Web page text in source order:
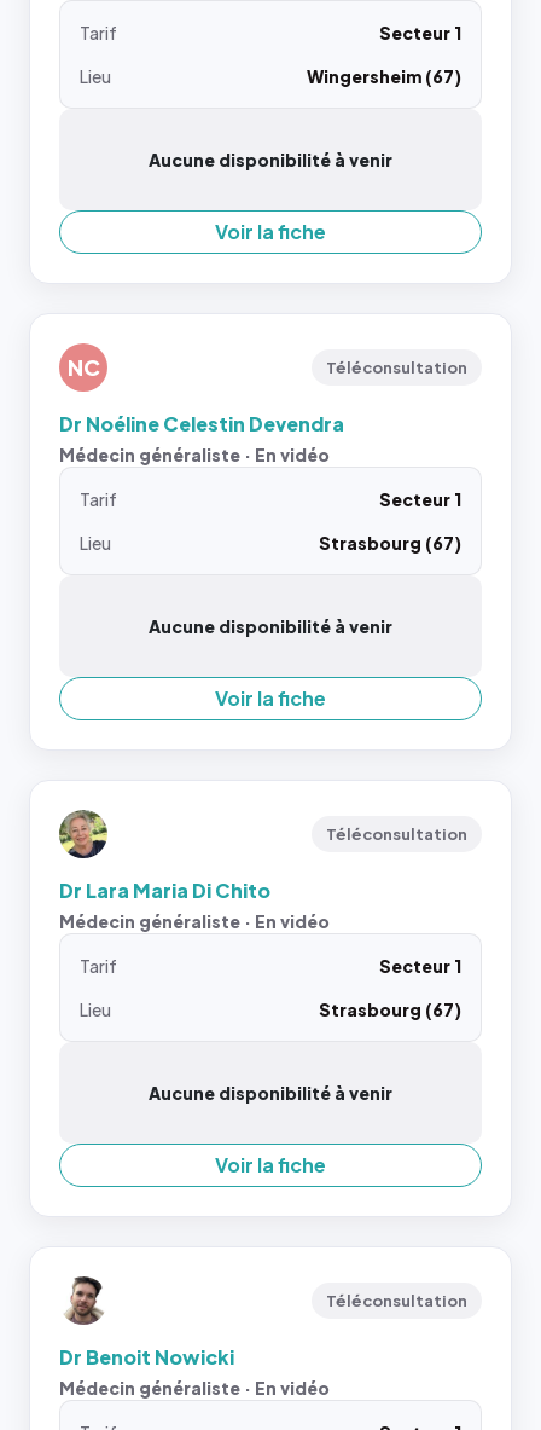
Tarif
Secteur 1
Lieu
Wingersheim (67)
Aucune disponibilité à venir
Voir la fiche
NC Téléconsultation
Dr Noéline Celestin Devendra
Médecin généraliste · En vidéo
Tarif
Secteur 1
Lieu
Strasbourg (67)
Aucune disponibilité à venir
Voir la fiche
Téléconsultation
Dr Lara Maria Di Chito
Médecin généraliste · En vidéo
Tarif
Secteur 1
Lieu
Strasbourg (67)
Aucune disponibilité à venir
Voir la fiche
Téléconsultation
Dr Benoit Nowicki
Médecin généraliste · En vidéo